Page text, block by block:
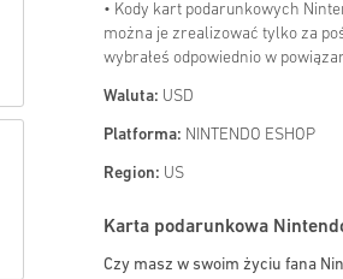
• Kody kart podarunkowych
można je zrealizować tylko za
wybrałeś odpowiednio w
Waluta: USD
Platforma: NINTENDO ESHOP
Region: US
Karta podarunkowa
Czy masz w swoim życiu fana